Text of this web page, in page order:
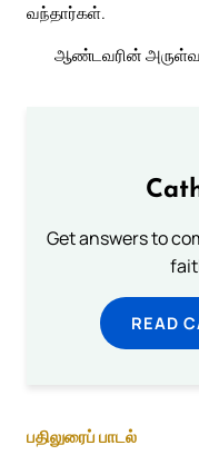
வந்தார்கள்.
ஆண்டவரின்
Get answers to
READ
பதிலுரைப் பாடல்